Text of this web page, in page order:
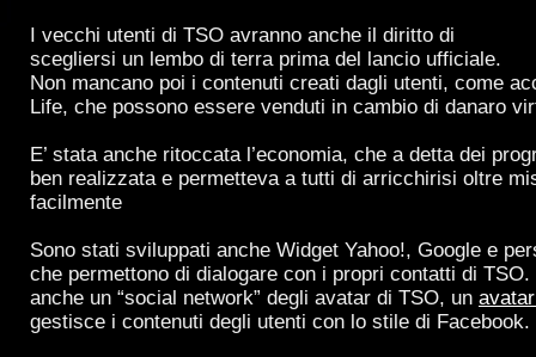
I vecchi utenti di TSO avranno anche il diritto di
scegliersi un lembo di terra prima del lancio ufficiale.
Non mancano poi i contenuti creati dagli utenti, come
Life, che possono essere venduti in cambio di danaro
E’ stata anche ritoccata l’economia, che a detta dei
ben realizzata e permetteva a tutti di arricchirisi oltre
facilmente
Sono stati sviluppati anche Widget Yahoo!, Google e
che permettono di dialogare con i propri contatti di
anche un “social network” degli avatar di TSO, un
gestisce i contenuti degli utenti con lo stile di Facebook.